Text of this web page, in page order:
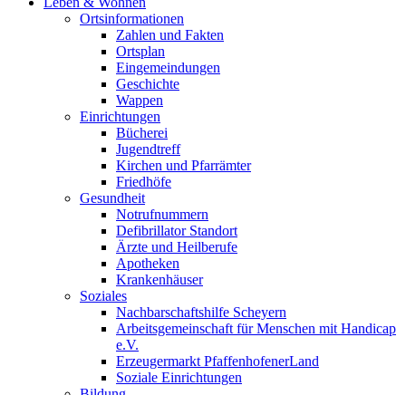
Ortsinformationen
Zahlen und Fakten
Ortsplan
Eingemeindungen
Geschichte
Wappen
Einrichtungen
Bücherei
Jugendtreff
Kirchen und Pfarrämter
Friedhöfe
Gesundheit
Notrufnummern
Defibrillator Standort
Ärzte und Heilberufe
Apotheken
Krankenhäuser
Soziales
Nachbarschaftshilfe Scheyern
Arbeitsgemeinschaft für Menschen mit Handicap
e.V.
Erzeugermarkt PfaffenhofenerLand
Soziale Einrichtungen